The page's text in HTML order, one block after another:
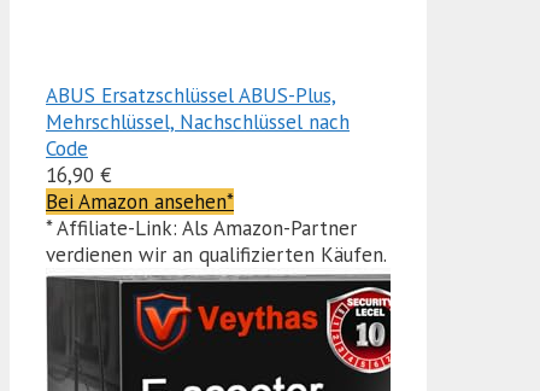
ABUS Ersatzschlüssel ABUS-Plus,
Mehrschlüssel, Nachschlüssel nach
Code
16,90 €
Bei Amazon ansehen*
* Affiliate-Link: Als Amazon-Partner
verdienen wir an qualifizierten Käufen.